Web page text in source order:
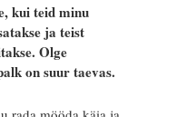
kui teid minu
ja teist
Olge
on suur taevas.